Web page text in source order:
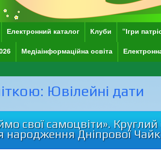
Електронний каталог Клуби “Ігри
Медіаінформаційна освіта
Ювілейні дати
свої самоцвіти». Круглий
народження Дніпрової